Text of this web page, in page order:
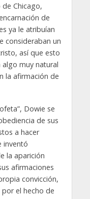
Chicago,
de
ya le atribuían
consideraban un
así que esto
muy natural
la afirmación de
Dowie se
de sus
a hacer
inventó
la aparición
afirmaciones
convicción,
el hecho de